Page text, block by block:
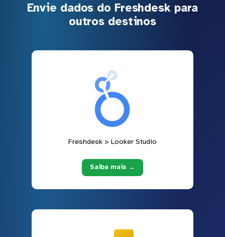
Envie dados do Freshdesk para
outros destinos
Freshdesk > Looker Studio
Saiba mais →